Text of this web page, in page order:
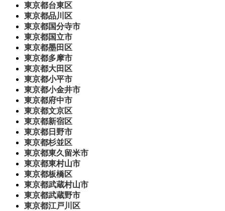
東京都台東区
東京都品川区
東京都国分寺市
東京都国立市
東京都墨田区
東京都多摩市
東京都大田区
東京都小平市
東京都小金井市
東京都府中市
東京都文京区
東京都新宿区
東京都日野市
東京都杉並区
東京都東久留米市
東京都東村山市
東京都板橋区
東京都武蔵村山市
東京都武蔵野市
東京都江戸川区